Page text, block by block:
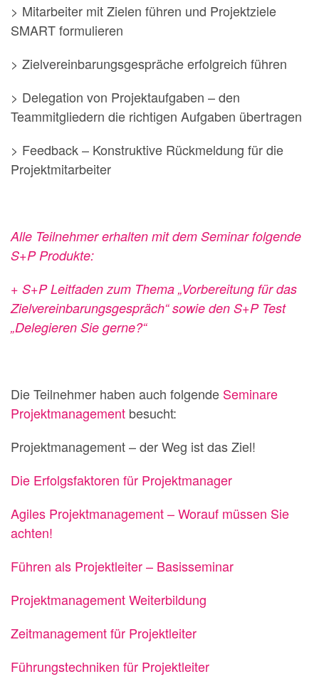
> Mitarbeiter mit Zielen führen und Projektziele
SMART formulieren
> Zielvereinbarungsgespräche erfolgreich führen
> Delegation von Projektaufgaben – den
Teammitgliedern die richtigen Aufgaben übertragen
> Feedback – Konstruktive Rückmeldung für die
Projektmitarbeiter
Alle Teilnehmer erhalten mit dem Seminar folgende
S+P Produkte:
+ S+P Leitfaden zum Thema „Vorbereitung für das
Zielvereinbarungsgespräch“ sowie den S+P Test
„Delegieren Sie gerne?“
Die Teilnehmer haben auch folgende Seminare
Projektmanagement besucht:
Projektmanagement – der Weg ist das Ziel!
Die Erfolgsfaktoren für Projektmanager
Agiles Projektmanagement – Worauf müssen Sie
achten!
Führen als Projektleiter – Basisseminar
Projektmanagement Weiterbildung
Zeitmanagement für Projektleiter
Führungstechniken für Projektleiter